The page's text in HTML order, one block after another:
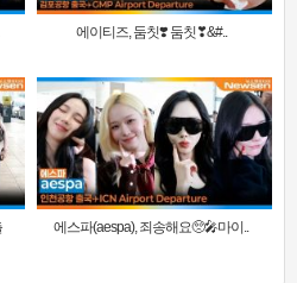
에이티즈, 둠칫❣️ 둠칫❣&#..
에스파(aespa), 죄송해요🥺🎤마이..